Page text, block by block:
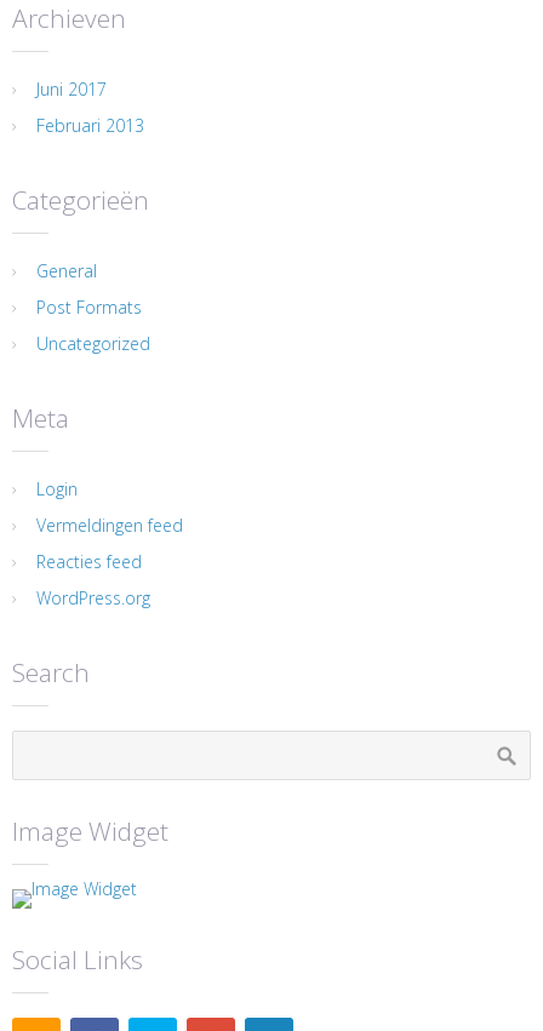
Archieven
Juni 2017
Februari 2013
Categorieën
General
Post Formats
Uncategorized
Meta
Login
Vermeldingen feed
Reacties feed
WordPress.org
Search
Image Widget
Social Links